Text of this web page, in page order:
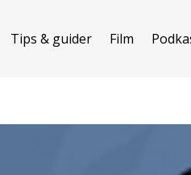
Tips & guider Film